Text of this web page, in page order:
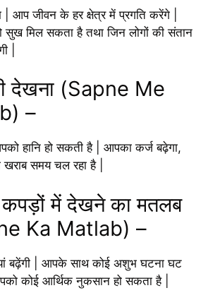
| आप जीवन के हर क्षेत्र में प्रगति करेंगे |
सुख मिल सकता है तथा जिन लोगों की संतान
|
देखना (Sapne Me
–
हानि हो सकती है | आपका कर्ज बढ़ेगा,
समय चल रहा है |
कपड़ों में देखने का मतलब
Ka Matlab) –
बढ़ेंगी | आपके साथ कोई अशुभ घटना घट
कोई आर्थिक नुकसान हो सकता है |